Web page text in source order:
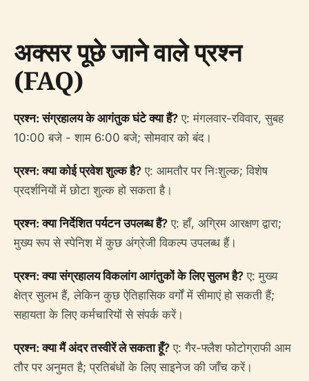
अक्सर पूछे जाने वाले प्रश्न
(FAQ)
प्रश्न: संग्रहालय के आगंतुक घंटे क्या हैं? ए: मंगलवार-रविवार, सुबह
10:00 बजे - शाम 6:00 बजे; सोमवार को बंद।
प्रश्न: क्या कोई प्रवेश शुल्क है? ए: आमतौर पर निःशुल्क; विशेष
प्रदर्शनियों में छोटा शुल्क हो सकता है।
प्रश्न: क्या निर्देशित पर्यटन उपलब्ध हैं? ए: हाँ, अग्रिम आरक्षण द्वारा;
मुख्य रूप से स्पेनिश में कुछ अंग्रेजी विकल्प उपलब्ध हैं।
प्रश्न: क्या संग्रहालय विकलांग आगंतुकों के लिए सुलभ है? ए: मुख्य
क्षेत्र सुलभ हैं, लेकिन कुछ ऐतिहासिक वर्गों में सीमाएं हो सकती हैं;
सहायता के लिए कर्मचारियों से संपर्क करें।
प्रश्न: क्या मैं अंदर तस्वीरें ले सकता हूँ? ए: गैर-फ्लैश फोटोग्राफी आम
तौर पर अनुमत है; प्रतिबंधों के लिए साइनेज की जाँच करें।